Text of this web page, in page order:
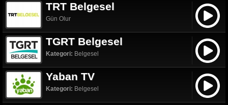
TRT Belgesel
Gün Olur
TGRT Belgesel
Kategori: Belgesel
Yaban TV
Kategori: Belgesel